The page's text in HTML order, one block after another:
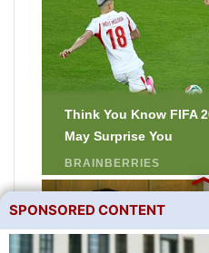
SPONSORED CONTENT